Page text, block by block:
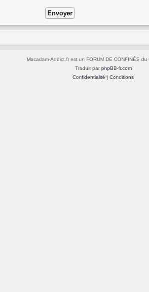
Macadam-Addict.fr est un FORUM DE CONFINÉS
Traduit par phpBB-fr.com
Confidentialité | Conditions